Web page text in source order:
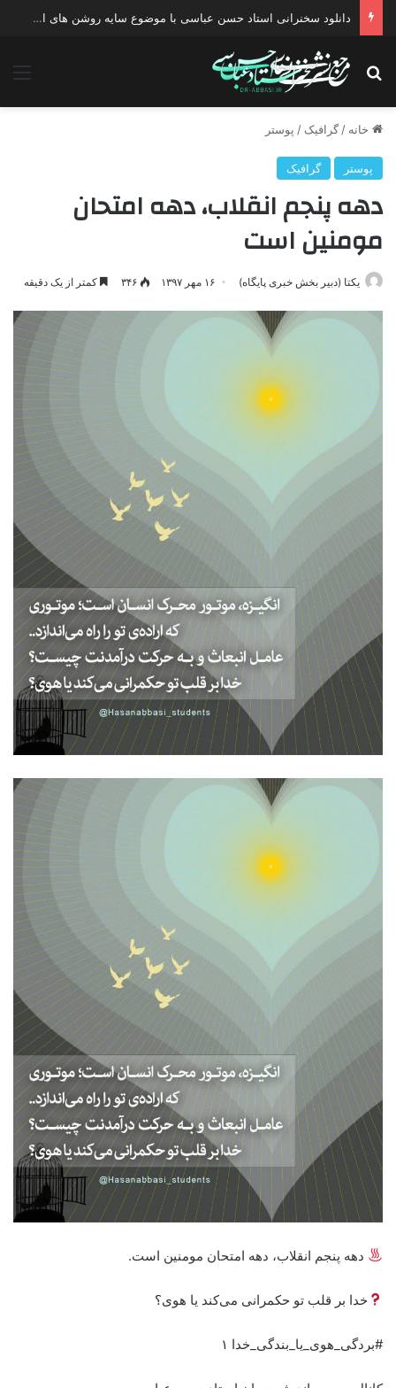
دانلود سخنرانی استاد حسن عباسی با موضوع چهار انتخاب ۱۴۰۰
جستجو برای
خانه / گرافیک / پوستر
پوستر گرافیک
دهه پنجم انقلاب، دهه امتحان
مومنین است
یکتا (دبیر بخش خبری پایگاه) ۱۶ مهر ۱۳۹۷ ۳۴۶ کمتر از یک دقیقه
دهه پنجم انقلاب، دهه امتحان مومنین است.
خدا بر قلب تو حکمرانی می‌کند یا هوی؟
#بردگی_هوی_یا_بندگی_خدا ۱